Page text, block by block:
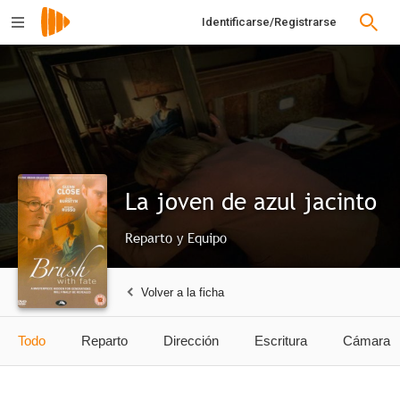
Identificarse/Registrarse
La joven de azul jacinto
Reparto y Equipo
Volver a la ficha
Todo Reparto Dirección Escritura Cámara